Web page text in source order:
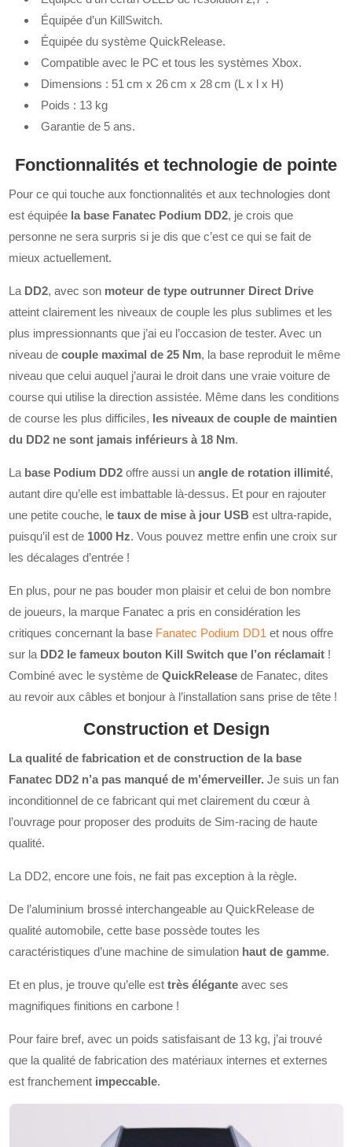
Équipée d’un KillSwitch.
Équipée du système QuickRelease.
Compatible avec le PC et tous les systèmes Xbox.
Dimensions : 51 cm x 26 cm x 28 cm (L x l x H)
Poids : 13 kg
Garantie de 5 ans.
Fonctionnalités et technologie de pointe
Pour ce qui touche aux fonctionnalités et aux technologies dont
est équipée la base Fanatec Podium DD2, je crois que
personne ne sera surpris si je dis que c’est ce qui se fait de
mieux actuellement.
La DD2, avec son moteur de type outrunner Direct Drive
atteint clairement les niveaux de couple les plus sublimes et les
plus impressionnants que j’ai eu l’occasion de tester. Avec un
niveau decouple maximal de 25 Nm, la base reproduit le même
niveau que celui auquel j’aurai le droit dans une vraie voiture de
course qui utilise la direction assistée. Même dans les conditions
de course les plus difficiles, les niveaux de couple de maintien
du DD2 ne sont jamais inférieurs à 18 Nm.
La base Podium DD2 offre aussi unangle de rotation illimité,
autant dire qu’elle est imbattable là-dessus. Et pour en rajouter
une petite couche, le taux de mise à jour USB est ultra-rapide,
puisqu’il est de 1000 Hz. Vous pouvez mettre enfin une croix sur
les décalages d’entrée !
En plus, pour ne pas bouder mon plaisir et celui de bon nombre
de joueurs, la marque Fanatec a pris en considération les
critiques concernant la base Fanatec Podium DD1 et nous offre
sur la DD2 le fameux bouton Kill Switch que l’on réclamait !
Combiné avec le système deQuickRelease de Fanatec, dites
au revoir aux câbles et bonjour à l’installation sans prise de tête !
Construction et Design
La qualité de fabrication et de construction de la base
Fanatec DD2 n’a pas manqué de m’émerveiller. Je suis un fan
inconditionnel de ce fabricant qui met clairement du cœur à
l’ouvrage pour proposer des produits de Sim-racing de haute
qualité.
La DD2, encore une fois, ne fait pas exception à la règle.
De l’aluminium brossé interchangeable au QuickRelease de
qualité automobile, cette base possède toutes les
caractéristiques d’une machine de simulation haut de gamme.
Et en plus, je trouve qu’elle esttrès élégante avec ses
magnifiques finitions en carbone !
Pour faire bref, avec un poids satisfaisant de 13 kg, j’ai trouvé
que la qualité de fabrication des matériaux internes et externes
est franchement impeccable.